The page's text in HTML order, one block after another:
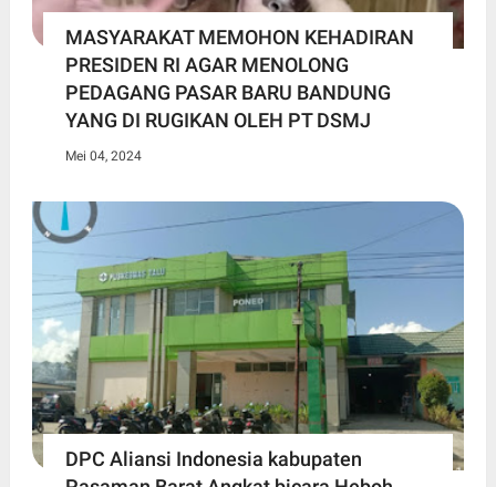
MASYARAKAT MEMOHON KEHADIRAN
PRESIDEN RI AGAR MENOLONG
PEDAGANG PASAR BARU BANDUNG
YANG DI RUGIKAN OLEH PT DSMJ
Mei 04, 2024
DPC Aliansi Indonesia kabupaten